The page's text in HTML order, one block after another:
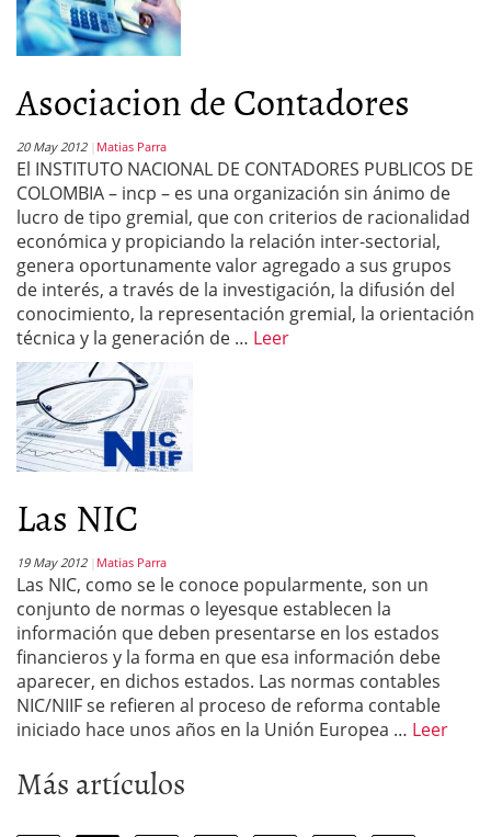
Asociacion de Contadores
20 May 2012 Matias Parra
El INSTITUTO NACIONAL DE CONTADORES PUBLICOS DE
COLOMBIA – incp – es una organización sin ánimo de
lucro de tipo gremial, que con criterios de racionalidad
económica y propiciando la relación inter-sectorial,
genera oportunamente valor agregado a sus grupos
de interés, a través de la investigación, la difusión del
conocimiento, la representación gremial, la orientación
técnica y la generación de … Leer
Las NIC
19 May 2012 Matias Parra
Las NIC, como se le conoce popularmente, son un
conjunto de normas o leyesque establecen la
información que deben presentarse en los estados
financieros y la forma en que esa información debe
aparecer, en dichos estados. Las normas contables
NIC/NIIF se refieren al proceso de reforma contable
iniciado hace unos años en la Unión Europea … Leer
Más artículos